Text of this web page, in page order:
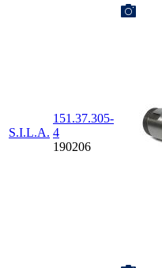
S.I.L.A.
151.37.305-
4
190206